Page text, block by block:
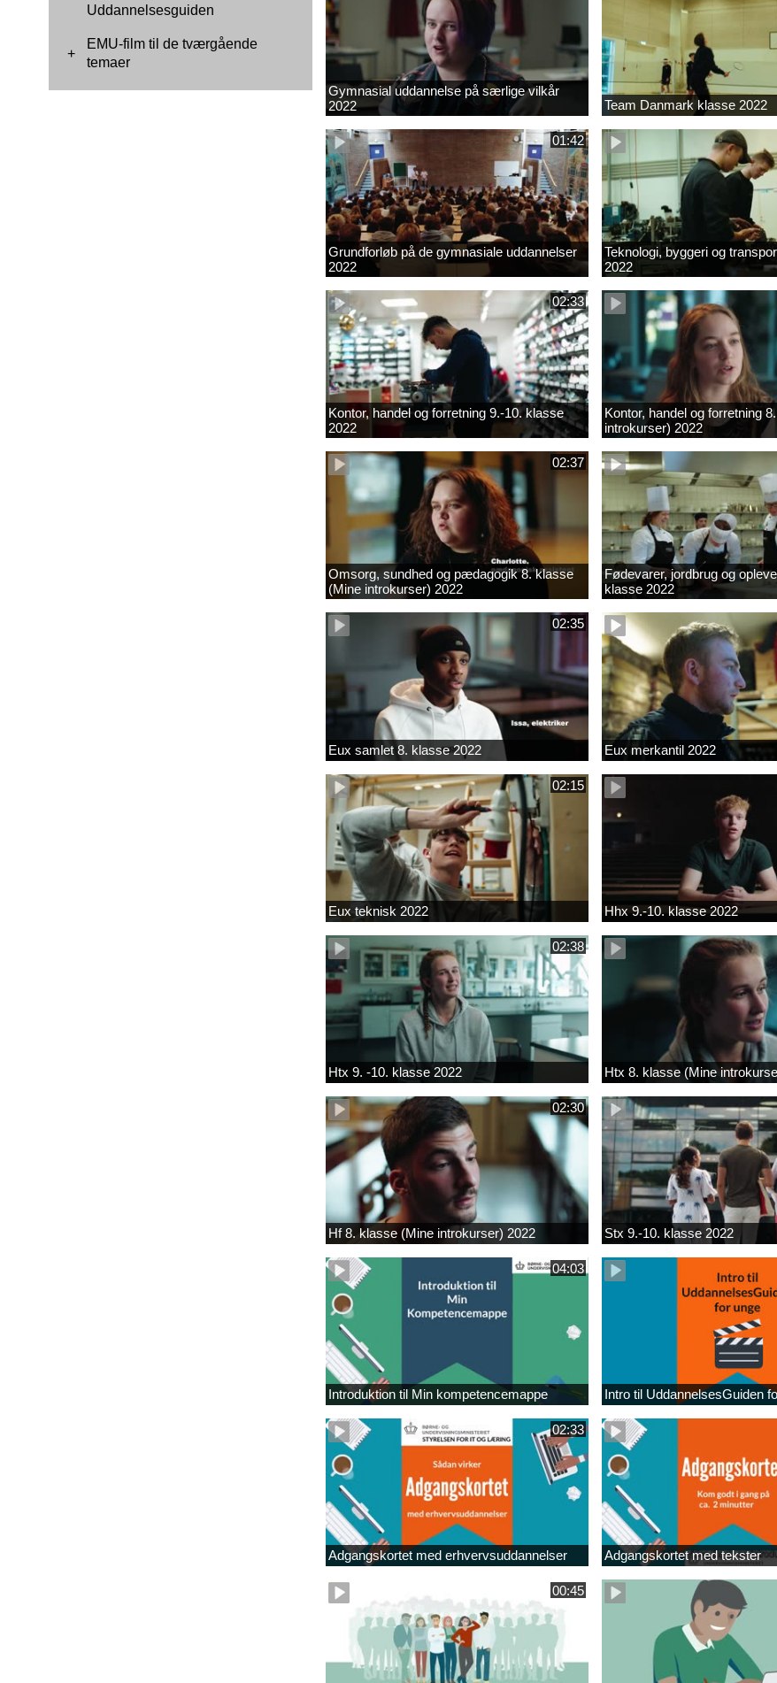
Uddannelsesguiden
+
EMU-film til de tværgående
temaer
Gymnasial uddannelse på særlige vilkår
2022
Team Danmark klasse 2022
01:42
Grundforløb på de gymnasiale uddannelser
2022
Teknologi, byggeri og
2022
02:33
Kontor, handel og forretning 9.-10. klasse
2022
Kontor, handel og forretning
introkurser) 2022
02:37
Omsorg, sundhed og pædagogik 8. klasse
(Mine introkurser) 2022
Fødevarer, jordbrug og
klasse 2022
02:35
Eux samlet 8. klasse 2022 Eux merkantil 2022
02:15
Eux teknisk 2022 Hhx 9.-10. klasse 2022
02:38
Htx 9. -10. klasse 2022 Htx 8. klasse (Mine
02:30
Hf 8. klasse (Mine introkurser) 2022 Stx 9.-10. klasse 2022
04:03
Introduktion til Min kompetencemappe Intro til UddannelsesGuiden
02:33
Adgangskortet med erhvervsuddannelser Adgangskortet med tekster
00:45